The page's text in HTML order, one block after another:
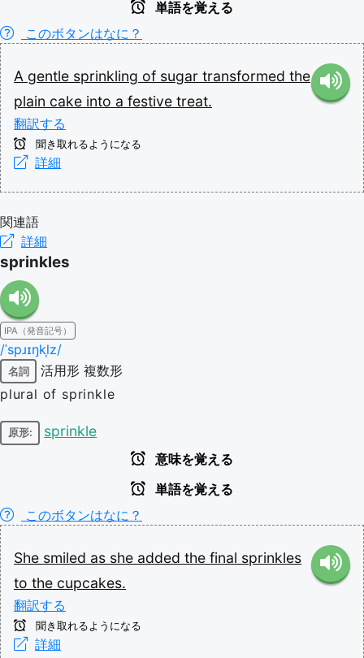
単語を覚える
このボタンはなに？
A gentle sprinkling of sugar transformed the
plain cake into a festive treat.
翻訳する
聞き取れるようになる
詳細
関連語
詳細
sprinkles
IPA（発音記号）
/ˈspɹɪŋkl̩z/
名詞 活用形 複数形
plural of sprinkle
原形: sprinkle
意味を覚える
単語を覚える
このボタンはなに？
She smiled as she added the final sprinkles
to the cupcakes.
翻訳する
聞き取れるようになる
詳細